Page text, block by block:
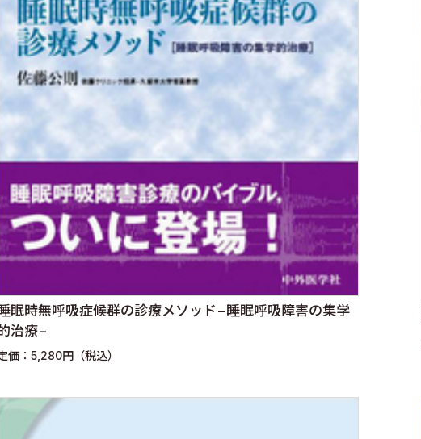
眠時無呼吸症候群の診療メソッド−睡眠呼吸障害の集学
治療−
価：5,280円（税込）